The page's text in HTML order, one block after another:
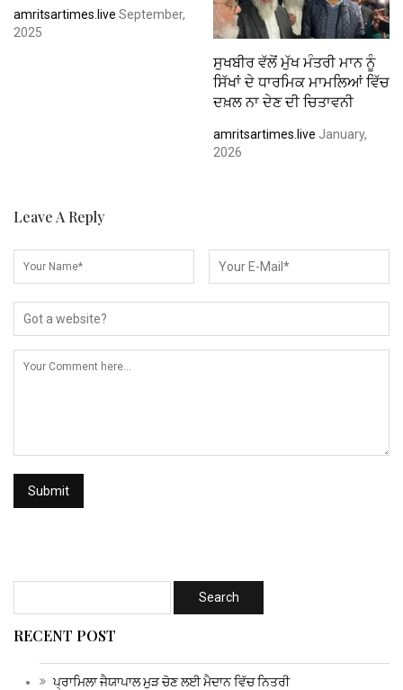
amritsartimes.live September,
2025
ਸੁਖਬੀਰ ਵੱਲੋਂ ਮੁੱਖ ਮੰਤਰੀ ਮਾਨ ਨੂੰ
ਸਿੱਖਾਂ ਦੇ ਧਾਰਮਿਕ ਮਾਮਲਿਆਂ ਵਿੱਚ
ਦਖ਼ਲ ਨਾ ਦੇਣ ਦੀ ਚਿਤਾਵਨੀ
amritsartimes.live January,
2026
Leave A Reply
RECENT POST
ਪ੍ਰਾਮਿਲਾ ਜੈਯਾਪਾਲ ਮੁੜ ਚੋਣ ਲਈ ਮੈਦਾਨ ਵਿੱਚ ਨਿਤਰੀ